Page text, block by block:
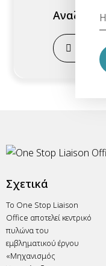
Αναζήτηση
Σχετικά
Το One Stop Liaison
Office αποτελεί κεντρικό
πυλώνα του
εμβληματικού έργου
«Μηχανισμός